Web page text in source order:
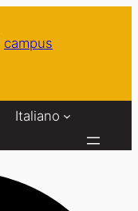
campus
Italiano